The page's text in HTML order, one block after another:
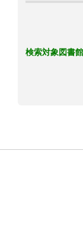
検索対象図書館